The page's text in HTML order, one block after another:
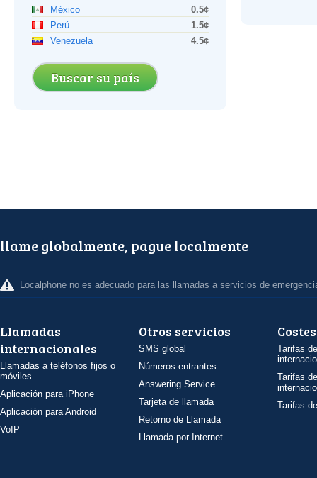
México
0.5¢
Perú
1.5¢
Venezuela
4.5¢
Buscar su país
llame globalmente, pague localmente
Localphone no es adecuado para las llamadas a servicios de
Llamadas
internacionales
Llamadas a teléfonos fijos o
móviles
Aplicación para iPhone
Aplicación para Android
VoIP
Otros servicios
SMS global
Números entrantes
Answering Service
Tarjeta de llamada
Retorno de Llamada
Llamada por Internet
Costes
Tarifas
Tarifas
Tarifas